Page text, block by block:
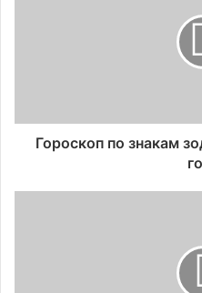
Гороскоп по знакам